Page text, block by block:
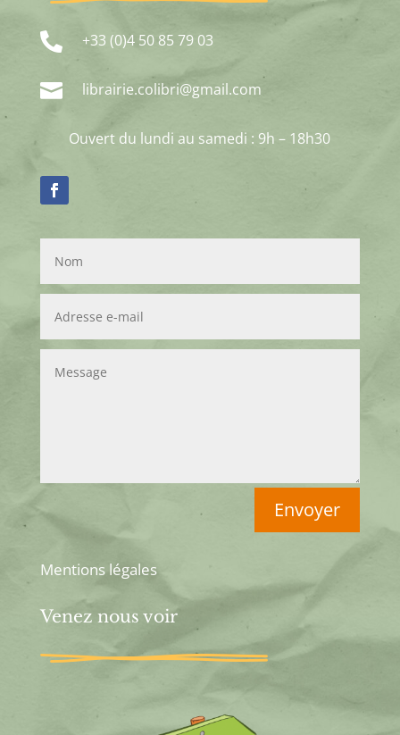
 +33 (0)4 50 85 79 03
 librairie.colibri@gmail.com
Ouvert du lundi au samedi : 9h – 18h30
Envoyer
Mentions légales
Venez nous voir